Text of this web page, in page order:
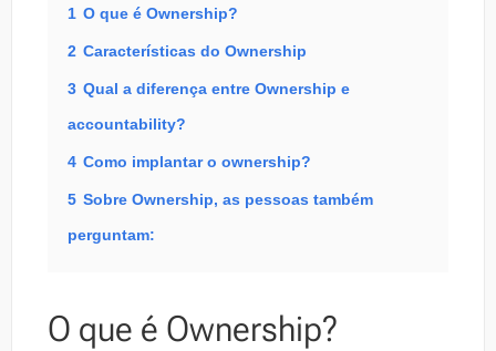
1 O que é Ownership?
2 Características do Ownership
3 Qual a diferença entre Ownership e
accountability?
4 Como implantar o ownership?
5 Sobre Ownership, as pessoas também
perguntam:
O que é Ownership?